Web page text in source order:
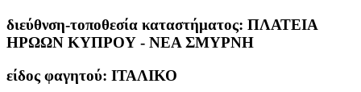
διεύθνση-τοποθεσία καταστήματος: ΠΛΑΤΕΙΑ
ΗΡΩΩΝ ΚΥΠΡΟΥ - ΝΕΑ ΣΜΥΡΝΗ
είδος φαγητού: ΙΤΑΛΙΚΟ